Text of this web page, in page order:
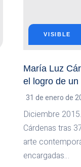
VISIBLE
María Luz
el logro de
31 de enero de
Diciembre
Cárdenas tras
arte
encargadas…